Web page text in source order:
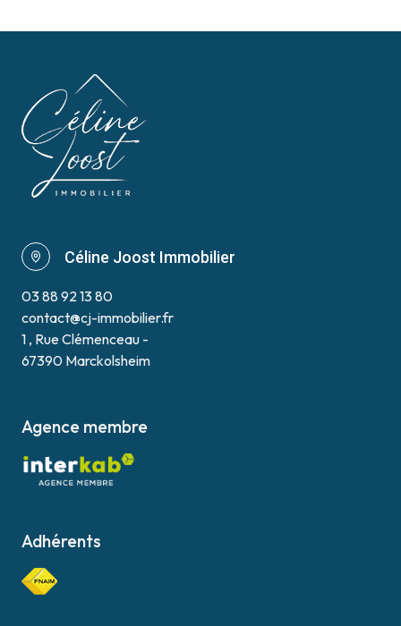
Céline Joost Immobilier
03 88 92 13 80
contact@cj-immobilier.fr
1 , Rue Clémenceau -
67390 Marckolsheim
Agence membre
Adhérents